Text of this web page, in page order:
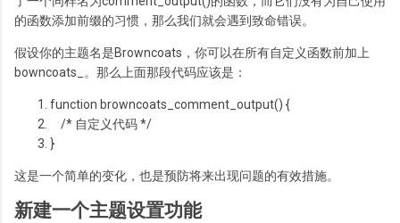
的函数添加前缀的习惯，那么我们就会遇到致命错误。
假设你的主题名是Browncoats，你可以在所有自定义函数前加上
bowncoats_。那么上面那段代码应该是：
function browncoats_comment_output() {
/* 自定义代码 */
}
这是一个简单的变化，也是预防将来出现问题的有效措施。
新建一个主题设置功能